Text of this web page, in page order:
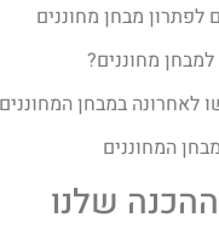
לפתרון מבחן מחוננים
מחוננים?
לאחרונה במבחן המחוננים
המחוננים
שלנו